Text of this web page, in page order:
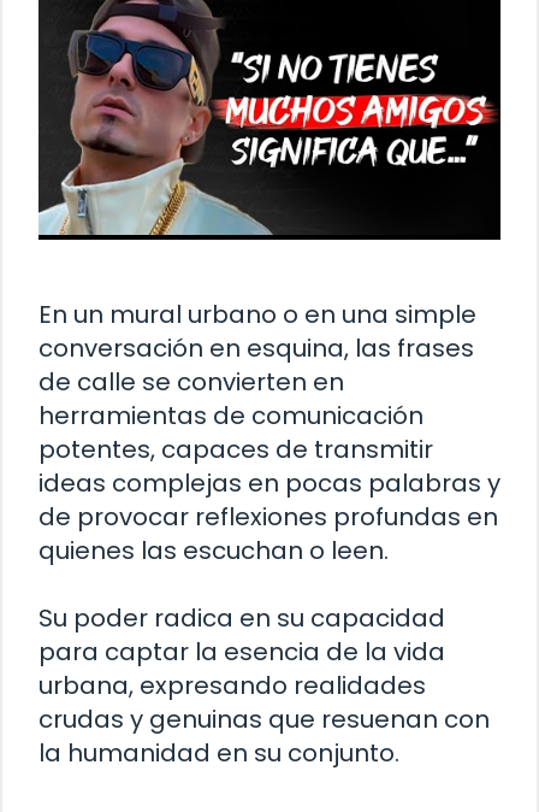
En un mural urbano o en una simple
conversación en esquina, las frases
de calle se convierten en
herramientas de comunicación
potentes, capaces de transmitir
ideas complejas en pocas palabras y
de provocar reflexiones profundas en
quienes las escuchan o leen.
Su poder radica en su capacidad
para captar la esencia de la vida
urbana, expresando realidades
crudas y genuinas que resuenan con
la humanidad en su conjunto.